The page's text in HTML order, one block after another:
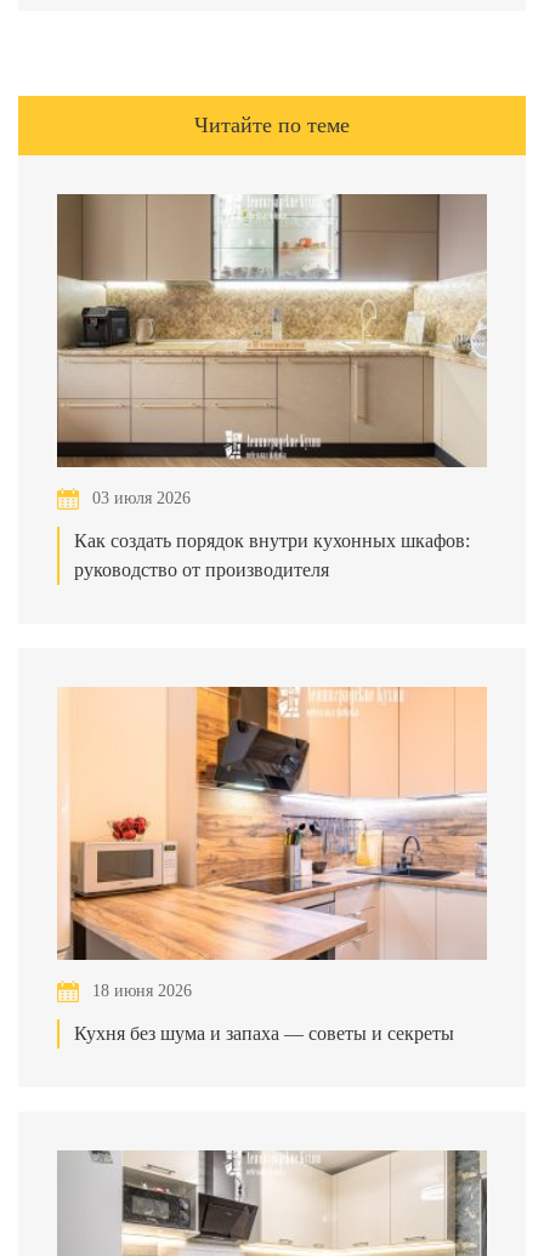
Читайте по теме
03 июля 2026
Как создать порядок внутри кухонных шкафов:
руководство от производителя
18 июня 2026
Кухня без шума и запаха — советы и секреты